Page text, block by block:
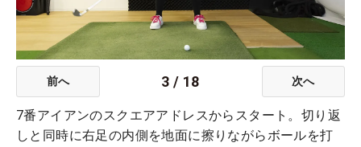
前へ 3 / 18 次へ
7番アイアンのスクエアアドレスからスタート。切り返
しと同時に右足の内側を地面に擦りながらボールを打